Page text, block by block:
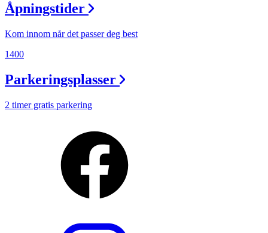
Åpningstider
Kom innom når det passer deg best
1400
Parkeringsplasser
2 timer gratis parkering